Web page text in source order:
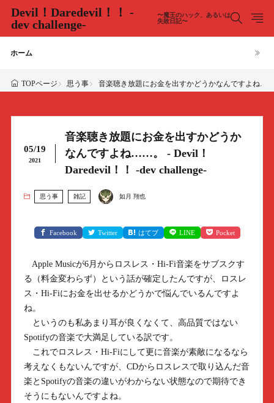
Devil！Daredevil！！ -
dev challenge-
〜魔王のハック、あるいは
失敗日記〜
ホーム
TOPページ 思う事 音楽聴き放題にお金を出すかどうかなんですよね……
05/19
2021
音楽聴き放題にお金を出すかどうか
なんですよね……。 - Devil！
Daredevil！！ -dev challenge-
思う事 雑記 如月 翔也
Facebook Twitter はてブ LINE Pocket
Apple Musicが6月からロスレス・Hi-Fi音楽をサブスクす
る（料金変わらず）という話が確定したんですが、ロスレ
ス・Hi-Fiにお金を出せるかどうかで悩んでいるんですよ
ね。
というのも私あまり耳が良くなくて、高品質ではない
Spotifyの音楽で大満足している訳です。
これでロスレス・Hi-Fiにして更に音楽が素敵になるなら
考えなくもないんですが、CDからロスレスで取り込んだ音
楽とSpotifyの音楽の違いがわからない状態なので期待でき
そうにもないんですよね。